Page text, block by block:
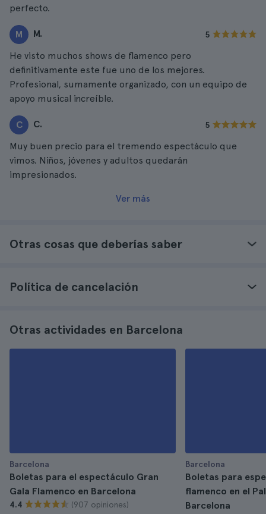
perfecto.
M M. 5
He visto muchos shows de flamenco pero
definitivamente este fue uno de los mejores.
Profesional, sumamente organizado, con un equipo de
apoyo musical increíble.
C C. 5
Muy buen precio para el tremendo espectáculo que
vimos. Niños, jóvenes y adultos quedarán
impresionados.
Ver más
Otras cosas que deberías saber
Política de cancelación
Otras actividades en Barcelona
Barcelona
Boletas para el espectáculo Gran
Gala Flamenco en Barcelona
4.4 (907 opiniones)
Barcelona
Boletas para
flamenco en el
Barcelona